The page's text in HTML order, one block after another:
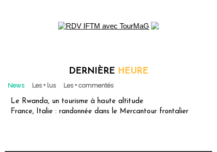
DERNIÈRE HEURE
News Les + lus Les + commentés
Le Rwanda, un tourisme à haute altitude
France, Italie : randonnée dans le Mercantour frontalier